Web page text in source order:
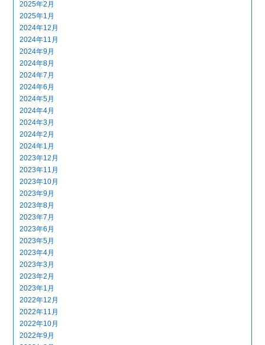
2025年2月
2025年1月
2024年12月
2024年11月
2024年9月
2024年8月
2024年7月
2024年6月
2024年5月
2024年4月
2024年3月
2024年2月
2024年1月
2023年12月
2023年11月
2023年10月
2023年9月
2023年8月
2023年7月
2023年6月
2023年5月
2023年4月
2023年3月
2023年2月
2023年1月
2022年12月
2022年11月
2022年10月
2022年9月